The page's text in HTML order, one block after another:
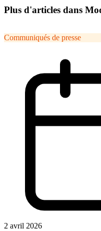
Plus d'articles dans
Communiqués de presse
2 avril 2026